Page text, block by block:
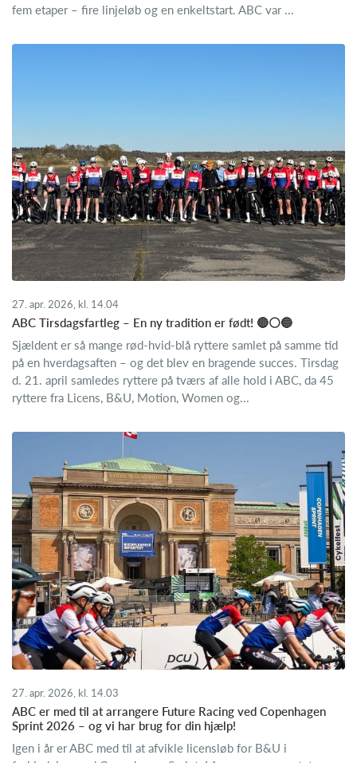
fem etaper – fire linjeløb og en enkeltstart. ABC var ...
27. apr. 2026, kl. 14.04
ABC Tirsdagsfartleg – En ny tradition er født! 🔴⚪🔵
Sjældent er så mange rød-hvid-blå ryttere samlet på samme tid
på en hverdagsaften – og det blev en bragende succes. Tirsdag
d. 21. april samledes ryttere på tværs af alle hold i ABC, da 45
ryttere fra Licens, B&U, Motion, Women og...
27. apr. 2026, kl. 14.03
ABC er med til at arrangere Future Racing ved Copenhagen
Sprint 2026 – og vi har brug for din hjælp!
Igen i år er ABC med til at afvikle licensløb for B&U i